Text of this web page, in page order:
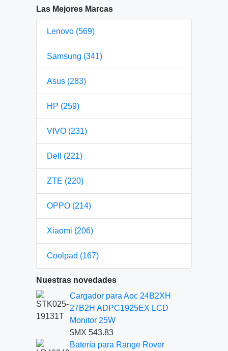
Las Mejores Marcas
Lenovo (569)
Samsung (341)
Asus (283)
HP (259)
VIVO (231)
Dell (221)
ZTE (220)
OPPO (214)
Xiaomi (206)
Coolpad (167)
Nuestras novedades
Cargador para Aoc 24B2XH
27B2H ADPC1925EX LCD
Monitor 25W
$MX 543.83
Batería para Range Rover